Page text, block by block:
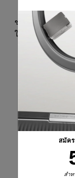
สมัค
สำ
ช่องกระเป๋าแม่เ
ในการหยิบใช้